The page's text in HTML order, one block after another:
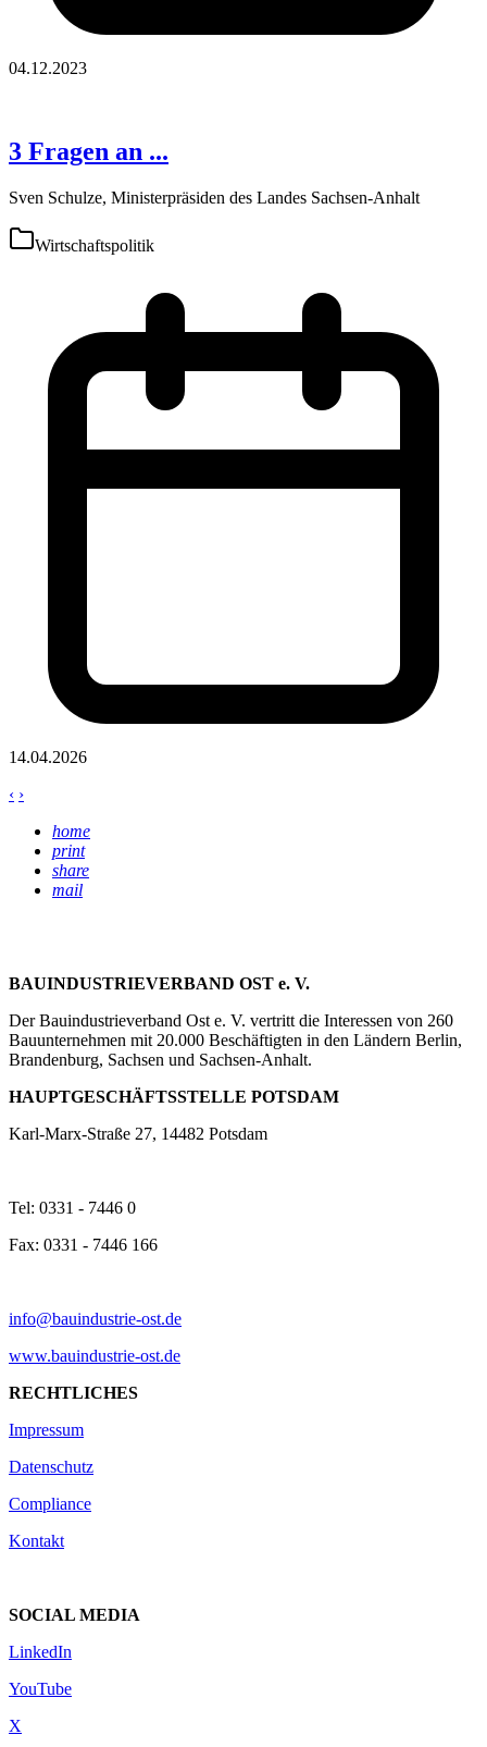
04.12.2023
3 Fragen an ...
Sven Schulze, Ministerpräsiden des Landes Sachsen-Anhalt
Wirtschaftspolitik
14.04.2026
‹ ›
home
print
share
mail
BAUINDUSTRIEVERBAND OST e. V.
Der Bauindustrieverband Ost e. V. vertritt die Interessen von 260
Bauunternehmen mit 20.000 Beschäftigten in den Ländern Berlin,
Brandenburg, Sachsen und Sachsen-Anhalt.
HAUPTGESCHÄFTSSTELLE POTSDAM
Karl-Marx-Straße 27, 14482 Potsdam
Tel: 0331 - 7446 0
Fax: 0331 - 7446 166
info@bauindustrie-ost.de
www.bauindustrie-ost.de
RECHTLICHES
Impressum
Datenschutz
Compliance
Kontakt
SOCIAL MEDIA
LinkedIn
YouTube
X